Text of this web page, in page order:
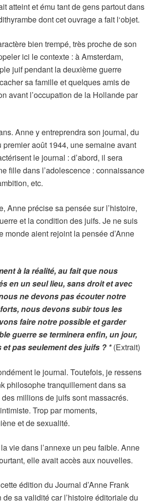
atteint et ému tant de gens partout dans
dont cet ouvrage a fait l‘objet.
bien trempé, très proche de son
ici le contexte : à Amsterdam,
juif pendant la deuxième guerre
sa famille et quelques amis de
avant l’occupation de la Hollande par
Anne y entreprendra son journal, du
août 1944, une semaine avant
le journal : d’abord, il sera
fille dans l’adolescence : connaissance
etc.
Anne précise sa pensée sur l’histoire,
et la condition des juifs. Je ne suis
aient rejoint la pensée d’Anne
à la réalité, au fait que nous
en un seul lieu, sans droit et avec
ne devons pas écouter notre
nous devons subir tous les
faire notre possible et garder
guerre se terminera enfin, un jour,
pas seulement des juifs ? *(Extrait)
le journal. Toutefois, je ressens
philosophe tranquillement dans sa
millions de juifs sont massacrés.
Trop par moments,
et de sexualité.
vie dans l’annexe un peu faible. Anne
elle avait accès aux nouvelles.
édition du Journal d’Anne Frank
sa validité car l’histoire éditoriale du